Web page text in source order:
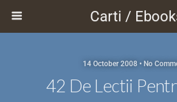
Carti /
14 October 2008 • No
42 De Lectii